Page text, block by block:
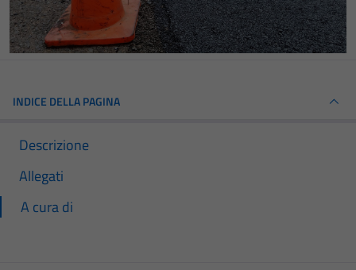
INDICE DELLA PAGINA
Descrizione
Allegati
A cura di